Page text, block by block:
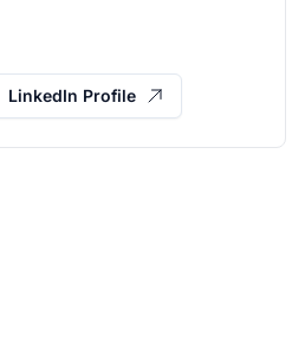
LinkedIn Profile